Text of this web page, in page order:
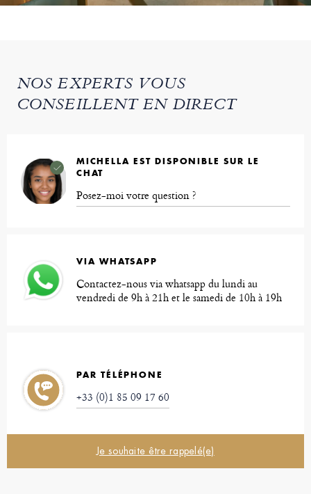
NOS EXPERTS VOUS
CONSEILLENT EN DIRECT
MICHELLA EST DISPONIBLE SUR LE
CHAT
Posez-moi votre question ?
VIA WHATSAPP
Contactez-nous via whatsapp du lundi au
vendredi de 9h à 21h et le samedi de 10h à 19h
PAR TÉLÉPHONE
+33 (0)1 85 09 17 60
Je souhaite être rappelé(e)